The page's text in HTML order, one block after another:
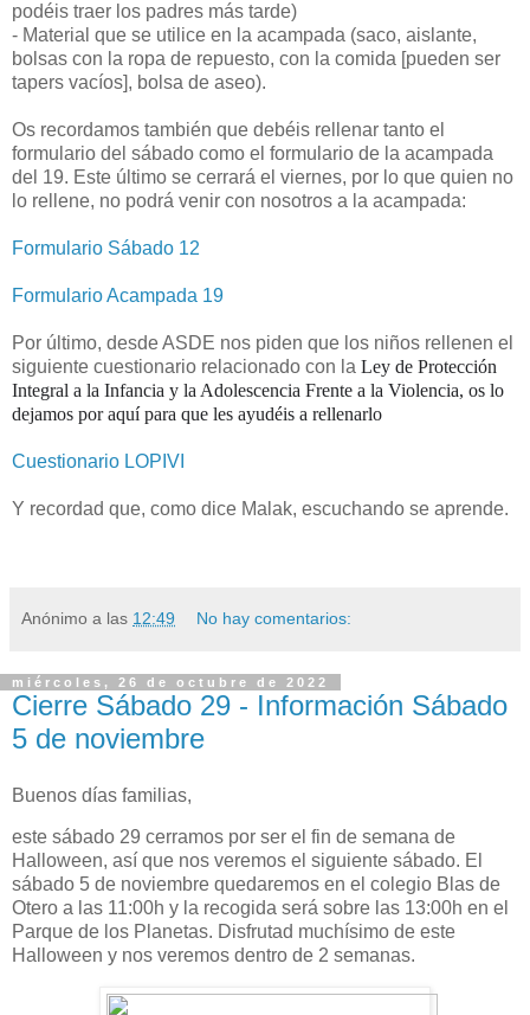
podéis traer los padres más tarde)
- Material que se utilice en la acampada (saco, aislante,
bolsas con la ropa de repuesto, con la comida [pueden ser
tapers vacíos], bolsa de aseo).
Os recordamos también que debéis rellenar tanto el
formulario del sábado como el formulario de la acampada
del 19. Este último se cerrará el viernes, por lo que quien no
lo rellene, no podrá venir con nosotros a la acampada:
Formulario Sábado 12
Formulario Acampada 19
Por último, desde ASDE nos piden que los niños rellenen el
siguiente cuestionario relacionado con la Ley de Protección
Integral a la Infancia y la Adolescencia Frente a la Violencia, os lo
dejamos por aquí para que les ayudéis a rellenarlo
Cuestionario LOPIVI
Y recordad que, como dice Malak, escuchando se aprende.
Anónimo a las 12:49 No hay comentarios:
miércoles, 26 de octubre de 2022
Cierre Sábado 29 - Información Sábado
5 de noviembre
Buenos días familias,
este sábado 29 cerramos por ser el fin de semana de
Halloween, así que nos veremos el siguiente sábado. El
sábado 5 de noviembre quedaremos en el colegio Blas de
Otero a las 11:00h y la recogida será sobre las 13:00h en el
Parque de los Planetas. Disfrutad muchísimo de este
Halloween y nos veremos dentro de 2 semanas.